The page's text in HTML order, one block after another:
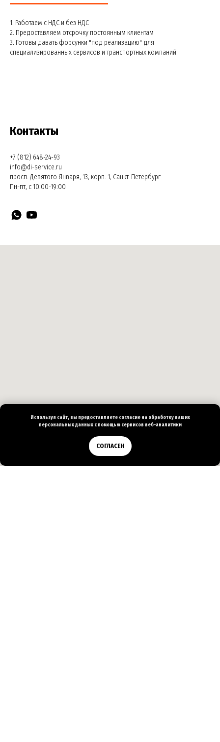
Используя сайт, вы предоставляете согласие на обработку ваших
персональныхданных с помощью сервисов веб-аналитики
СОГЛАСЕН
Позвонить
1. Работаем с НДС и без НДС
2. Предоставляем отсрочку постоянным клиентам
3. Готовы давать форсунки "под реализацию" для
специализированных сервисов и транспортных компаний
Контакты
+7 (812) 648-24-93
info@di-service.ru
просп. Девятого Января, 13, корп. 1, Санкт-Петербург
Пн-пт, с 10:00-19:00